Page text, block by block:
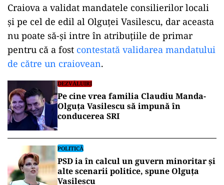
Craiova a validat mandatele consilierilor locali
și pe cel de edil al Olguței Vasilescu, dar aceasta
nu poate să-și intre în atribuțiile de primar
pentru că a fost contestată validarea mandatului
de către un craiovean.
DEZVĂLUIRI
Pe cine vrea familia Claudiu Manda-
Olguța Vasilescu să impună în
conducerea SRI
POLITICĂ
PSD ia în calcul un guvern minoritar și
alte scenarii politice, spune Olguța
Vasilescu